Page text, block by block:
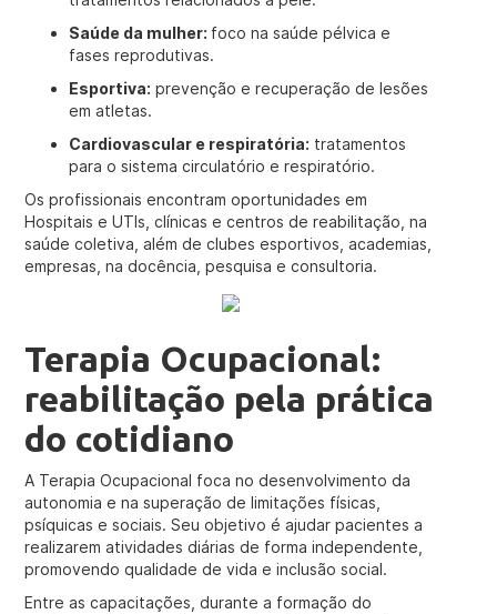
Saúde da mulher: foco na saúde pélvica e
fases reprodutivas.
Esportiva: prevenção e recuperação de lesões
em atletas.
Cardiovascular e respiratória: tratamentos
para o sistema circulatório e respiratório.
Os profissionais encontram oportunidades em
Hospitais e UTIs, clínicas e centros de reabilitação, na
saúde coletiva, além de clubes esportivos, academias,
empresas, na docência, pesquisa e consultoria.
Terapia Ocupacional:
reabilitação pela prática
do cotidiano
A Terapia Ocupacional foca no desenvolvimento da
autonomia e na superação de limitações físicas,
psíquicas e sociais. Seu objetivo é ajudar pacientes a
realizarem atividades diárias de forma independente,
promovendo qualidade de vida e inclusão social.
Entre as capacitações, durante a formação do